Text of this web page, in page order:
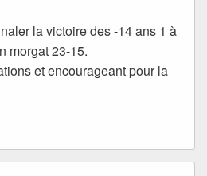
la victoire des -14 ans 1 à
morgat 23-15.
et encourageant pour la